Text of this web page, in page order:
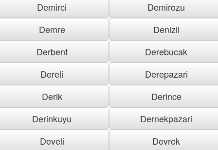
Demirci
Demirozu
Demre
Denizli
Derbent
Derebucak
Dereli
Derepazari
Derik
Derince
Derinkuyu
Dernekpazari
Develi
Devrek